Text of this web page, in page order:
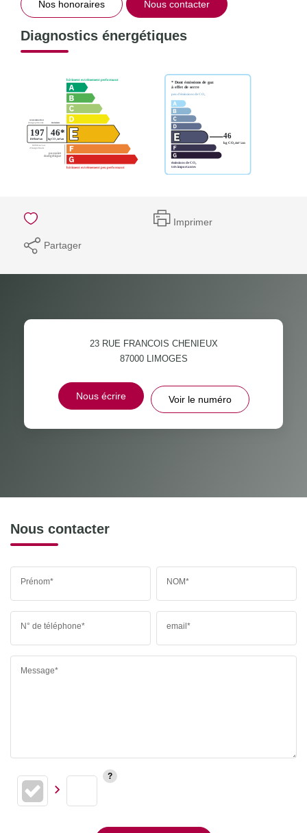
Nos honoraires Nous contacter
Diagnostics énergétiques
Imprimer
Partager
23 RUE FRANCOIS CHENIEUX
87000 LIMOGES
Nous écrire Voir le numéro
Nous contacter
Prénom* NOM*
N° de téléphone* email*
Message*